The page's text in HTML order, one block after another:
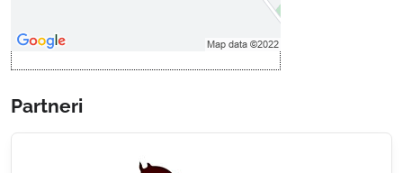
Partneri